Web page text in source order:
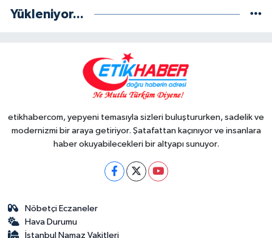
Yükleniyor...
etikhabercom, yepyeni temasıyla sizleri buluştururken, sadelik ve
modernizmi bir araya getiriyor. Şatafattan kaçınıyor ve insanlara
haber okuyabilecekleri bir altyapı sunuyor.
Nöbetçi Eczaneler
Hava Durumu
İstanbul Namaz Vakitleri